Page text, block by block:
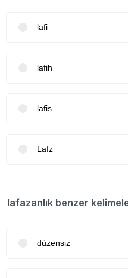
lafi
lafih
lafis
Lafz
lafazanlık benzer
düzensiz